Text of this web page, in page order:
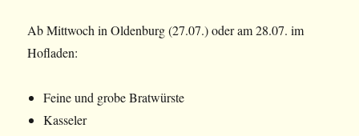
Ab Mittwoch in Oldenburg (27.07.) oder am 28.07. im
Hofladen:
Feine und grobe Bratwürste
Kasseler